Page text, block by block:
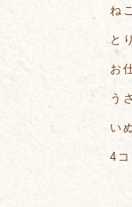
ねこ
とり
お
う
い
4コ